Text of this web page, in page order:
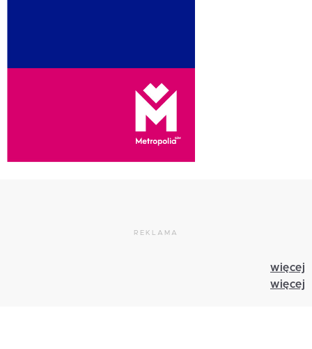
REKLAMA
więcej
więcej